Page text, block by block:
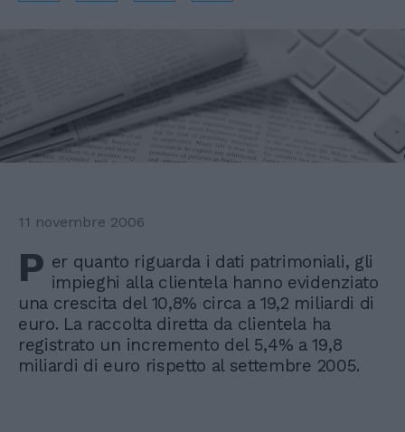
11 novembre 2006
P er quanto riguarda i dati patrimoniali, gli
impieghi alla clientela hanno evidenziato
una crescita del 10,8% circa a 19,2 miliardi di
euro. La raccolta diretta da clientela ha
registrato un incremento del 5,4% a 19,8
miliardi di euro rispetto al settembre 2005.